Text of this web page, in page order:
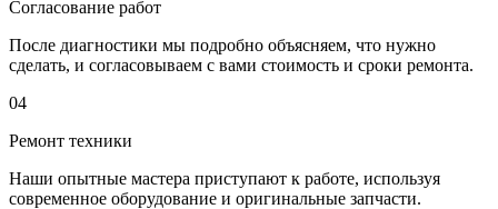
Согласование работ
После диагностики мы подробно объясняем, что нужно
сделать, и согласовываем с вами стоимость и сроки ремонта.
04
Ремонт техники
Наши опытные мастера приступают к работе, используя
современное оборудование и оригинальные запчасти.